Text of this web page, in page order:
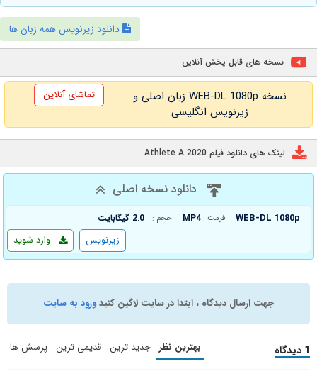
دانلود زیرنویس همه زبان ها
نسخه های قابل پخش آنلاین
نسخه WEB-DL 1080p زبان اصلی و
زیرنویس انگلیسی
تماشای آنلاین
لینک های دانلود فیلم Athlete A 2020
دانلود نسخه اصلی
WEB-DL 1080p فرمت : MP4 حجم : 2.0 گیگابایت
وارد شوید زیرنویس
جهت ارسال دیدگاه ، ابتدا در سایت لاگین کنیدورود به سایت
1 دیدگاه بهترین نظر جدید ترین قدیمی ترین پرسش ها